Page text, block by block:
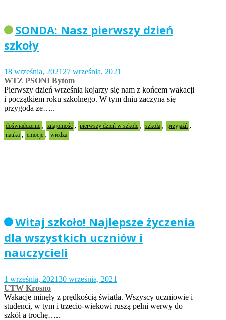
SONDA: Nasz pierwszy dzień
szkoły
18 września, 2021 27 września, 2021
WTZ PSONI Bytom
Pierwszy dzień września kojarzy się nam z końcem wakacji
i początkiem roku szkolnego. W tym dniu zaczyna się
przygoda ze…..
doświadczenie , znajomość , pierwszy dzień w szkole , szkoła , przyjaźń ,
nauka , emocje , wiedza
Witaj szkoło! Najlepsze życzenia
dla wszystkich uczniów i
nauczycieli
1 września, 202130 września, 2021
UTW Krosno
Wakacje minęły z prędkością światła. Wszyscy uczniowie i
studenci, w tym i trzecio-wiekowi ruszą pełni werwy do
szkół a trochę…..